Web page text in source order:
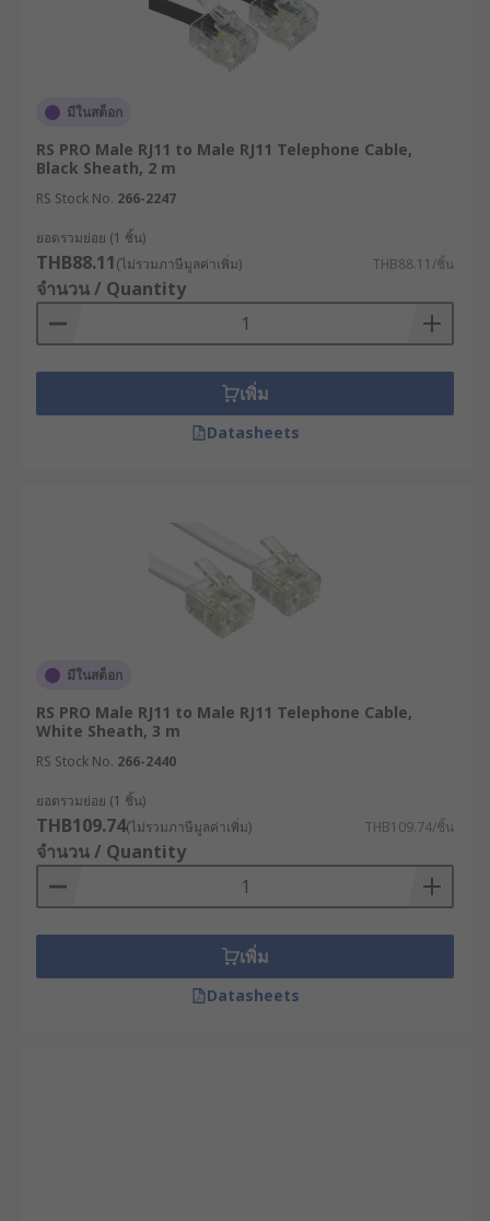
มีในสต็อก
RS PRO Male RJ11 to Male RJ11 Telephone Cable,
Black Sheath, 2 m
RS Stock No. 266-2247
ยอดรวมย่อย (1 ชิ้น)
THB88.11(ไม่รวมภาษีมูลค่าเพิ่ม) THB88.11/ชิ้น
จำนวน / Quantity
เพิ่ม
Datasheets
มีในสต็อก
RS PRO Male RJ11 to Male RJ11 Telephone Cable,
White Sheath, 3 m
RS Stock No. 266-2440
ยอดรวมย่อย (1 ชิ้น)
THB109.74(ไม่รวมภาษีมูลค่าเพิ่ม) THB109.74/ชิ้น
จำนวน / Quantity
เพิ่ม
Datasheets